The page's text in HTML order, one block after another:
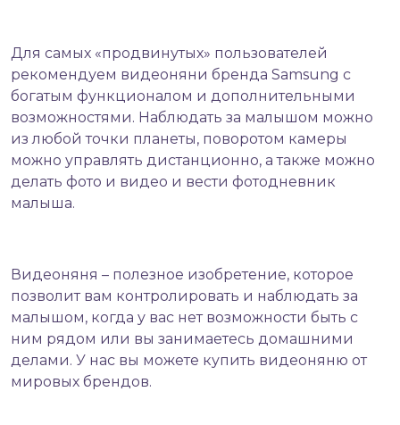
Для самых «продвинутых» пользователей
рекомендуем видеоняни бренда Samsung с
богатым функционалом и дополнительными
возможностями. Наблюдать за малышом можно
из любой точки планеты, поворотом камеры
можно управлять дистанционно, а также можно
делать фото и видео и вести фотодневник
малыша.
Видеоняня – полезное изобретение, которое
позволит вам контролировать и наблюдать за
малышом, когда у вас нет возможности быть с
ним рядом или вы занимаетесь домашними
делами. У нас вы можете купить видеоняню от
мировых брендов.